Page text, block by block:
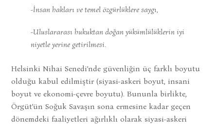
-İnsan hakları ve temel özgürlüklere saygı,
-Uluslararası hukuktan doğan yükümlülüklerin iyi
niyetle yerine getirilmesi.
Helsinki Nihai Senedi’nde güvenliğin üç farklı boyutu
olduğu kabul edilmiştir (siyasi-askeri boyut, insani
boyut ve ekonomi-çevre boyutu). Bununla birlikte,
Örgüt’ün Soğuk Savaşın sona ermesine kadar geçen
dönemdeki faaliyetleri ağırlıklı olarak siyasi-askeri